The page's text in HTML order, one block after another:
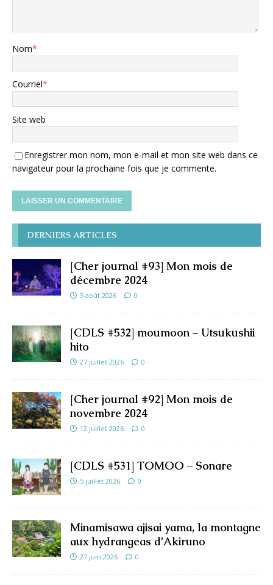
Nom*
Courriel*
Site web
Enregistrer mon nom, mon e-mail et mon site web dans ce
navigateur pour la prochaine fois que je commente.
DERNIERS ARTICLES
[Cher journal #93] Mon mois de
décembre 2024
5 août 2026 0
[CDLS #532] moumoon – Utsukushii
hito
27 juillet 2026 0
[Cher journal #92] Mon mois de
novembre 2024
12 juillet 2026 0
[CDLS #531] TOMOO – Sonare
5 juillet 2026 0
Minamisawa ajisai yama, la montagne
aux hydrangeas d’Akiruno
27 juin 2026 0